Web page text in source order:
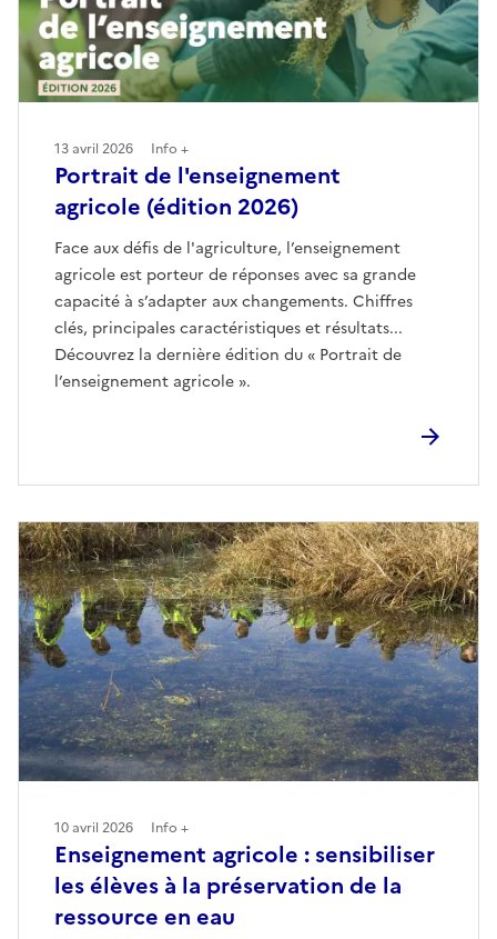
Portrait de l'enseignement
agricole (édition 2026)
Face aux défis de l'agriculture, l’enseignement
agricole est porteur de réponses avec sa grande
capacité à s’adapter aux changements. Chiffres
clés, principales caractéristiques et résultats...
Découvrez la dernière édition du « Portrait de
l’enseignement agricole ».
13 avril 2026 Info +
Enseignement agricole : sensibiliser
les élèves à la préservation de la
ressource en eau
10 avril 2026 Info +